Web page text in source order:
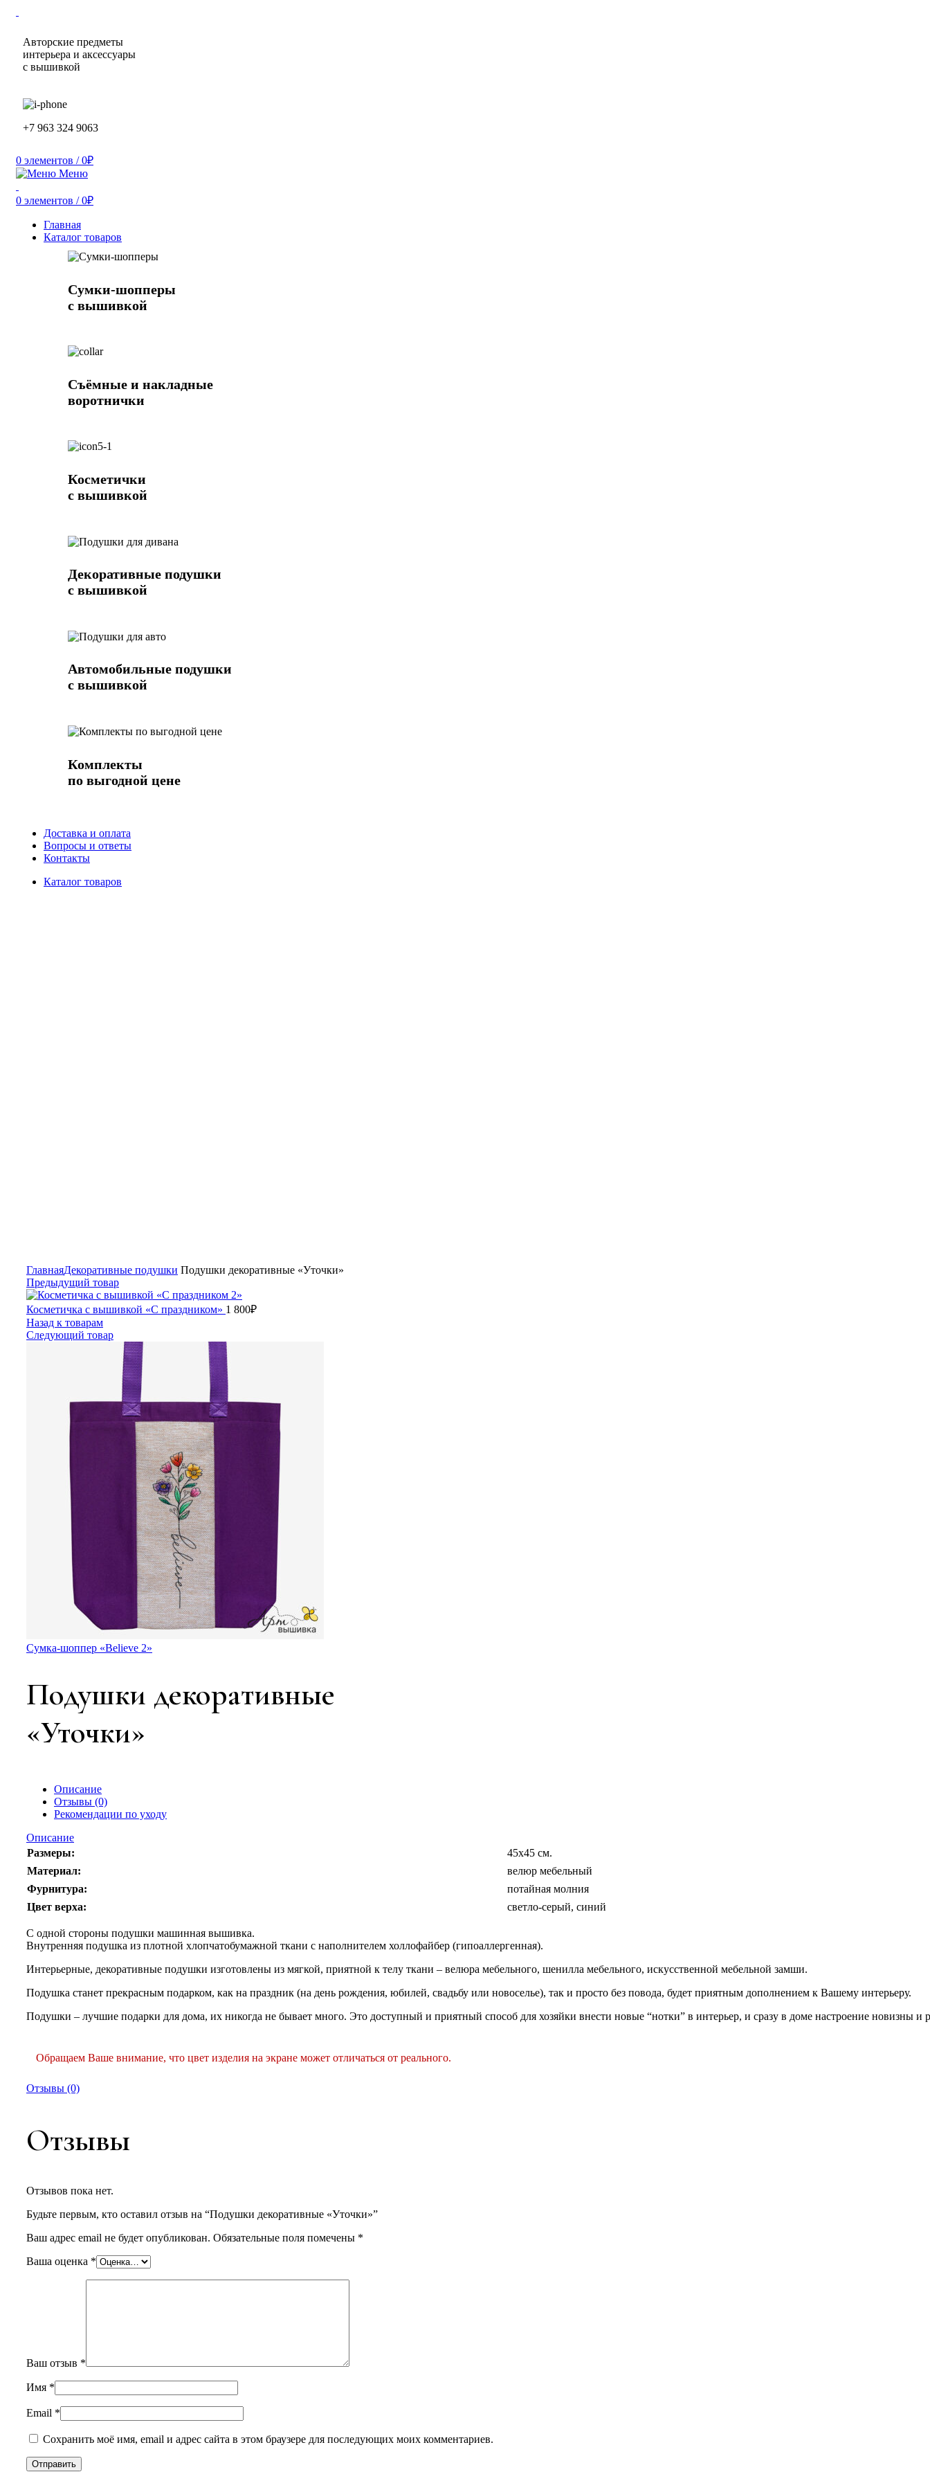
Авторские предметы
интерьера и аксессуары
с вышивкой
+7 963 324 9063
0 элементов / 0₽
Меню
0 элементов / 0₽
Главная
Каталог товаров
Сумки-шопперы
с вышивкой
Съёмные и накладные
воротнички
Косметички
с вышивкой
Декоративные подушки
с вышивкой
Автомобильные подушки
с вышивкой
Комплекты
по выгодной цене
Доставка и оплата
Вопросы и ответы
Контакты
Каталог товаров
ГлавнаяДекоративные подушки Подушки декоративные «Уточки»
Предыдущий товар
Косметичка с вышивкой «С праздником» 1 800₽
Назад к товарам
Следующий товар
Сумка-шоппер «Believe 2»
Подушки декоративные
«Уточки»
Описание
Отзывы (0)
Рекомендации по уходу
Описание
Размеры:
45х45 см.
Материал:
велюр мебельный
Фурнитура:
потайная молния
Цвет верха:
светло-серый, синий
С одной стороны подушки машинная вышивка.
Внутренняя подушка из плотной хлопчатобумажной ткани с наполнителем холлофайбер (гипоаллергенная).
Интерьерные, декоративные подушки изготовлены из мягкой, приятной к телу ткани – велюра мебельного, шенилла мебельного, искусственной мебельной замши.
Подушка станет прекрасным подарком, как на праздник (на день рождения, юбилей, свадьбу или новоселье), так и просто без повода, будет приятным дополнением к Вашему интерьеру.
Подушки – лучшие подарки для дома, их никогда не бывает много. Это доступный и приятный способ для хозяйки внести новые “нотки” в интерьер, и сразу в доме настроение новизны и
Обращаем Ваше внимание, что цвет изделия на экране может отличаться от реального.
Отзывы (0)
Отзывы
Отзывов пока нет.
Будьте первым, кто оставил отзыв на “Подушки декоративные «Уточки»”
Ваш адрес email не будет опубликован. Обязательные поля помечены *
Ваша оценка *
Ваш отзыв *
Имя *
Email *
Сохранить моё имя, email и адрес сайта в этом браузере для последующих моих комментариев.